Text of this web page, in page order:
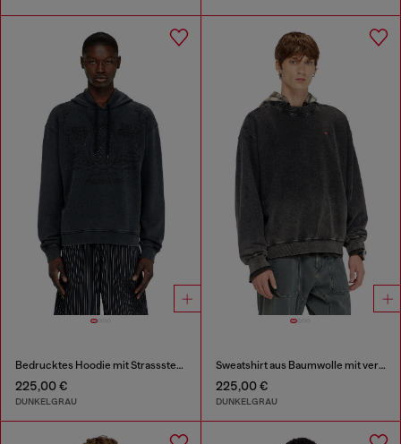
Bedrucktes Hoodie mit Strasssteinen
225,00 €
DUNKELGRAU
Sweatshirt aus Baumwolle mit verwaschenem Effekt
225,00 €
DUNKELGRAU